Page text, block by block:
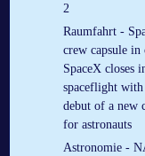
2
Raumfahrt -
crew capsule
SpaceX closes
spaceflight with
debut of a new
for astronauts
Astronomie -